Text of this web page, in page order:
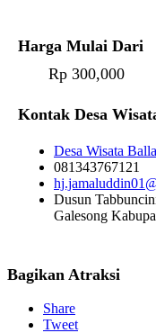
Harga Mulai Dari
Rp 300,000
Kontak Desa
Desa Wisata
081343767121
Dusun
Galesong
Bagikan Atraksi
Share
Tweet